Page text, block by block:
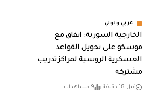
عربي ودولي
الخارجية السورية: اتفاق مع
موسكو على تحويل القواعد
العسكرية الروسية لمراكز تدريب
مشتركة
قبل 18 دقيقة 9 مشاهدات